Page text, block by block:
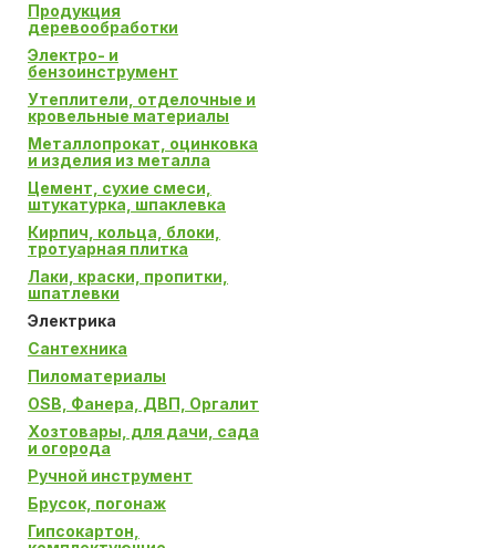
Продукция
деревообработки
Электро- и
бензоинструмент
Утеплители, отделочные и
кровельные материалы
Металлопрокат, оцинковка
и изделия из металла
Цемент, сухие смеси,
штукатурка, шпаклевка
Кирпич, кольца, блоки,
тротуарная плитка
Лаки, краски, пропитки,
шпатлевки
Электрика
Сантехника
Пиломатериалы
OSB, Фанера, ДВП, Оргалит
Хозтовары, для дачи, сада
и огорода
Ручной инструмент
Брусок, погонаж
Гипсокартон,